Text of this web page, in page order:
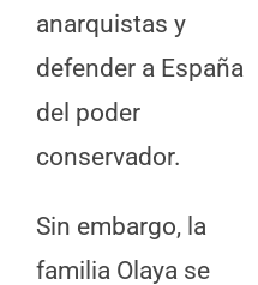
anarquistas y
defender a España
del poder
conservador.
Sin embargo, la
familia Olaya se